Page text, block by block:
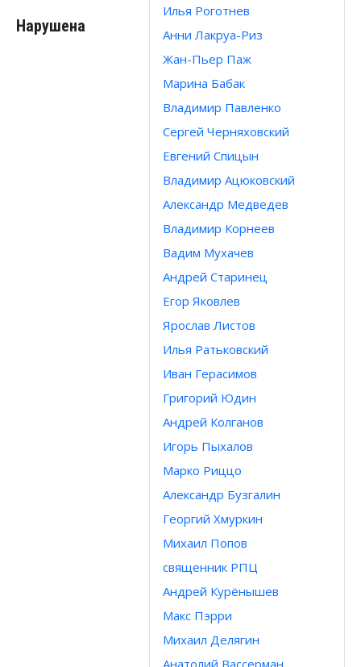
Илья Роготнев
Анни Лакруа-Риз
Жан-Пьер Паж
Марина Бабак
Владимир Павленко
Сергей Черняховский
Евгений Спицын
Владимир Ацюковский
Александр Медведев
Владимир Корнеев
Вадим Мухачев
Андрей Старинец
Егор Яковлев
Ярослав Листов
Илья Ратьковский
Иван Герасимов
Григорий Юдин
Андрей Колганов
Игорь Пыхалов
Марко Риццо
Александр Бузгалин
Георгий Хмуркин
Михаил Попов
священник РПЦ
Андрей Курёнышев
Макс Пэрри
Михаил Делягин
Нарушена